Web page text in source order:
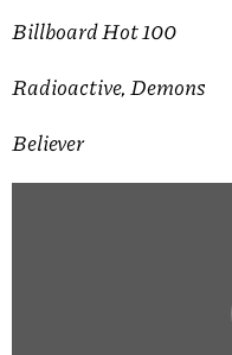
Billboard Hot 100
Radioactive, Demons
Believer